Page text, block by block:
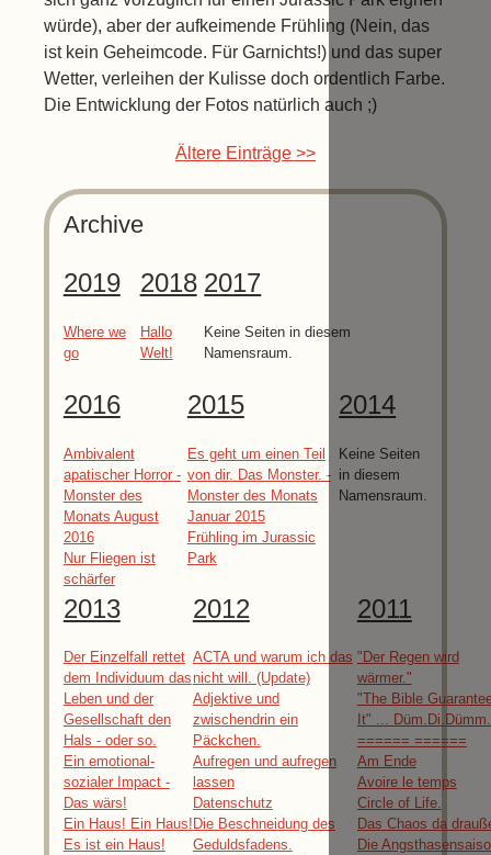
würde), aber der aufkeimende Frühling (Nein, das
ist kein Geheimcode. Für Garnichts!) und das super
Wetter, verleihen der Kulisse doch ordentlich Farbe.
Die Entwicklung der Fotos natürlich auch ;)
Ältere Einträge >>
Archive
2019
Where we
go
2018
Hallo
Welt!
2017
Keine Seiten in diesem
Namensraum.
2016
Ambivalent
apatischer Horror -
Monster des
Monats August
2016
Nur Fliegen ist
schärfer
2015
Es geht um einen Teil
von dir. Das Monster. -
Monster des Monats
Januar 2015
Frühling im Jurassic
Park
2014
Keine Seiten
in diesem
Namensraum.
2013
Der Einzelfall rettet
dem Individuum das
Leben und der
Gesellschaft den
Hals - oder so.
Ein emotional-
sozialer Impact -
Das wärs!
Ein Haus! Ein Haus!
Es ist ein Haus!
2012
ACTA und warum ich das
nicht will. (Update)
Adjektive und
zwischendrin ein
Päckchen.
Aufregen und aufregen
lassen
Datenschutz
Die Beschneidung des
Geduldsfadens.
2011
"Der Regen wird
wärmer."
"The Bible
It" ...
====== ======
Am Ende
Avoire le temps
Circle of Life.
Das Chaos da
Die